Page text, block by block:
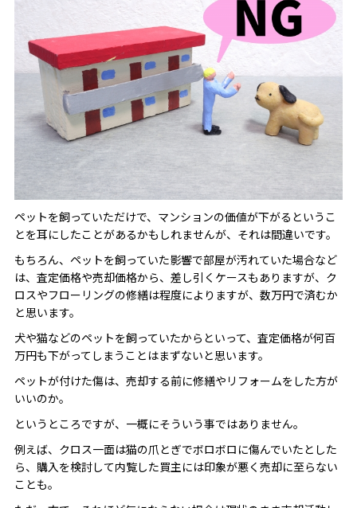
ペットを飼っていただけで、マンションの価値が下がるというこ
とを耳にしたことがあるかもしれませんが、それは間違いです。
もちろん、ペットを飼っていた影響で部屋が汚れていた場合など
は、査定価格や売却価格から、差し引くケースもありますが、ク
ロスやフローリングの修繕は程度によりますが、数万円で済むか
と思います。
犬や猫などのペットを飼っていたからといって、査定価格が何百
万円も下がってしまうことはまずないと思います。
ペットが付けた傷は、売却する前に修繕やリフォームをした方が
いいのか。
というところですが、一概にそういう事ではありません。
例えば、クロス一面は猫の爪とぎでボロボロに傷んでいたとした
ら、購入を検討して内覧した買主には印象が悪く売却に至らない
ことも。